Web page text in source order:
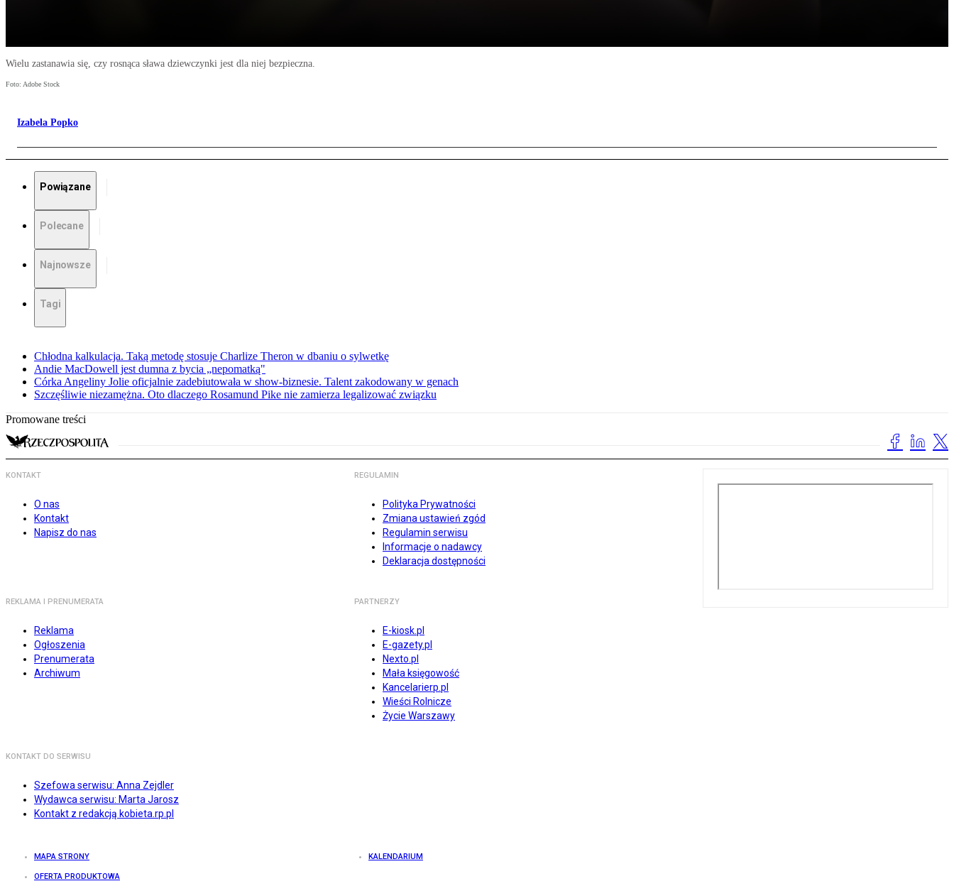
Wielu zastanawia się, czy rosnąca sława dziewczynki jest dla niej bezpieczna.
Foto: Adobe Stock
Izabela Popko
Powiązane
Polecane
Najnowsze
Tagi
Chłodna kalkulacja. Taką metodę stosuje Charlize Theron w dbaniu o sylwetkę
Andie MacDowell jest dumna z bycia „nepomatką"
Córka Angeliny Jolie oficjalnie zadebiutowała w show-biznesie. Talent zakodowany w genach
Szczęśliwie niezamężna. Oto dlaczego Rosamund Pike nie zamierza legalizować związku
Promowane treści
KONTAKT
O nas
Kontakt
Napisz do nas
REGULAMIN
Polityka Prywatności
Zmiana ustawień zgód
Regulamin serwisu
Informacje o nadawcy
Deklaracja dostępności
REKLAMA I PRENUMERATA
Reklama
Ogłoszenia
Prenumerata
Archiwum
PARTNERZY
E-kiosk.pl
E-gazety.pl
Nexto.pl
Mała księgowość
Kancelarierp.pl
Wieści Rolnicze
Życie Warszawy
KONTAKT DO SERWISU
Szefowa serwisu: Anna Zejdler
Wydawca serwisu: Marta Jarosz
Kontakt z redakcją kobieta.rp.pl
MAPA STRONY KALENDARIUM
OFERTA PRODUKTOWA